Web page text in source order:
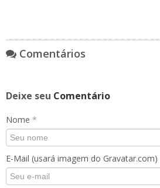
Comentários
Deixe seu Comentário
Nome *
E-Mail (usará imagem do Gravatar.com)